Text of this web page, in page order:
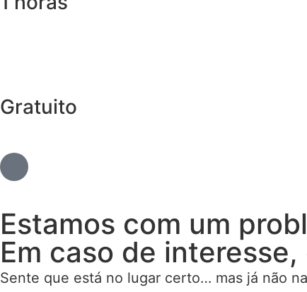
Gratuito
Estamos com um
Em caso de
Sente que está no lugar certo… mas já não